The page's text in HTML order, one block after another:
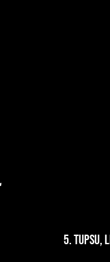
5.